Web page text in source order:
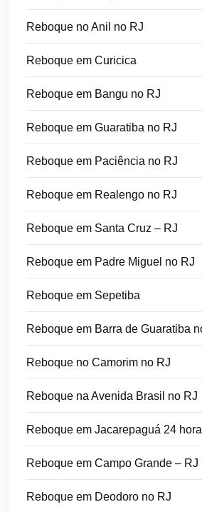
Reboque no Anil no RJ
Reboque em Curicica
Reboque em Bangu no RJ
Reboque em Guaratiba no RJ
Reboque em Paciência no RJ
Reboque em Realengo no RJ
Reboque em Santa Cruz – RJ
Reboque em Padre Miguel no RJ
Reboque em Sepetiba
Reboque em Barra de Guaratiba
Reboque no Camorim no RJ
Reboque na Avenida Brasil no RJ
Reboque em Jacarepaguá 24
Reboque em Campo Grande – RJ
Reboque em Deodoro no RJ